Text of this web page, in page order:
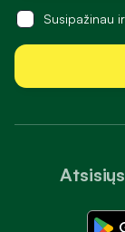
Susipažinau